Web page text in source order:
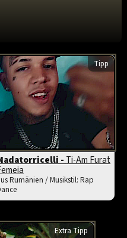
Tipp
- Ti-Am Furat
Rumänien / Musikstil: Rap
Extra Tipp